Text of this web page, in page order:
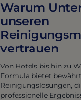
Warum
unseren
vertrauen
Von Hotels bis hin zu
Formula bietet
Reinigungslösungen,
professionelle